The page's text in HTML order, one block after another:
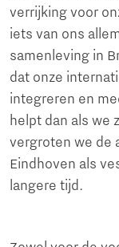
verrijking voor
iets van ons
samenleving in
dat onze
integreren en
helpt dan als we
vergroten we de
Eindhoven als
langere tijd.